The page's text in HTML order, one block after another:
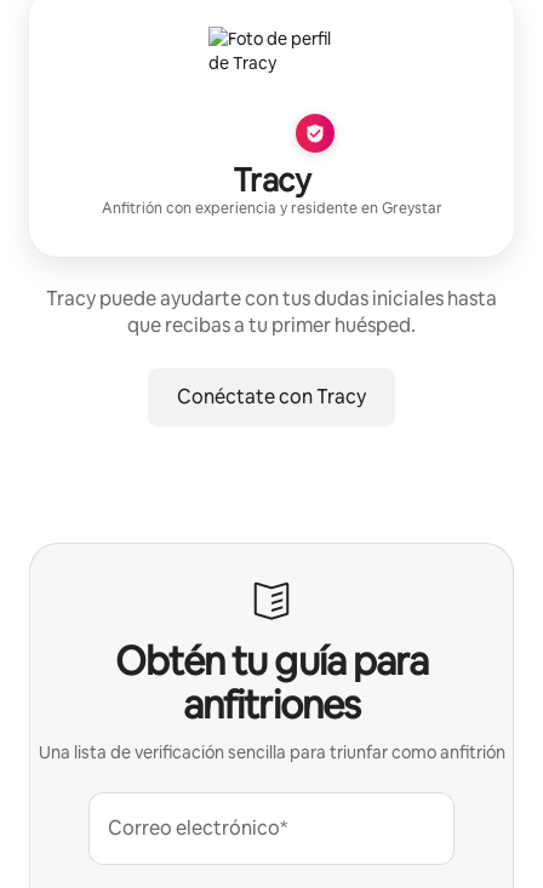
Tracy
Anfitrión con experiencia y residente en Greystar
Tracy puede ayudarte con tus dudas iniciales hasta
que recibas a tu primer huésped.
Conéctate con Tracy
Obtén tu guía para
anfitriones
Una lista de verificación sencilla para triunfar como anfitrión
Correo electrónico*